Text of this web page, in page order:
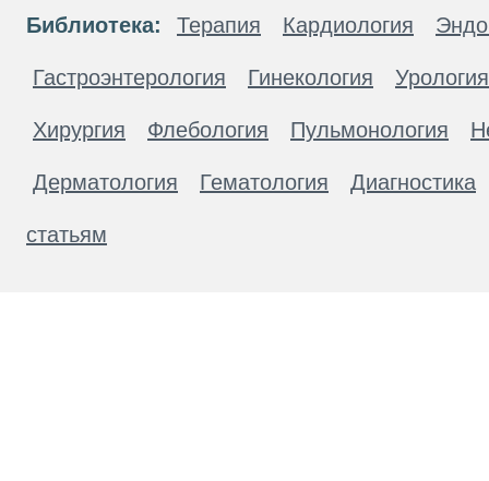
Библиотека: Терапия Кардиология
Гастроэнтерология Гинекология Урология
Хирургия Флебология Пульмонология
Дерматология Гематология Диагностика
статьям